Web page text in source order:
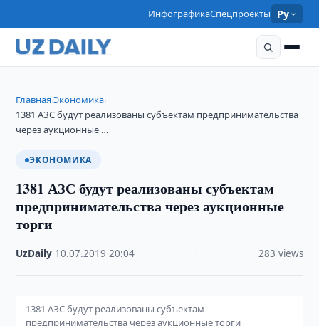
ИнфографикаСпецпроекты Ру
Главная›Экономика›
1381 АЗС будут реализованы субъектам предпринимательства
через аукционные …
ЭКОНОМИКА
1381 АЗС будут реализованы субъектам
предпринимательства через аукционные
торги
UzDaily 10.07.2019 ·20:04 283 views
1381 АЗС будут реализованы субъектам
предпринимательства через аукционные торги